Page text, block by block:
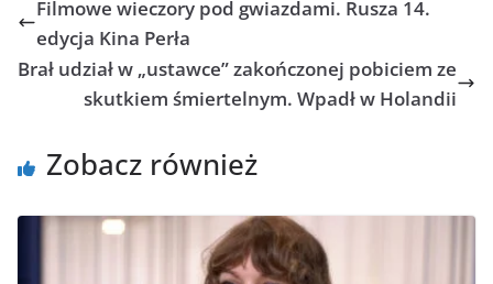
Filmowe wieczory pod gwiazdami. Rusza 14.
edycja Kina Perła
Brał udział w „ustawce” zakończonej pobiciem ze
skutkiem śmiertelnym. Wpadł w Holandii
Zobacz również